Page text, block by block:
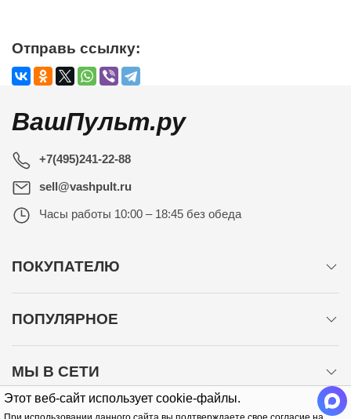
Этот веб-сайт использует cookie-файлы.
Отправь ссылку:
ВашПульт.ру
+7(495)241-22-88
sell@vashpult.ru
Часы работы 10:00 – 18:45 без обеда
ПОКУПАТЕЛЮ
ПОПУЛЯРНОЕ
МЫ В СЕТИ